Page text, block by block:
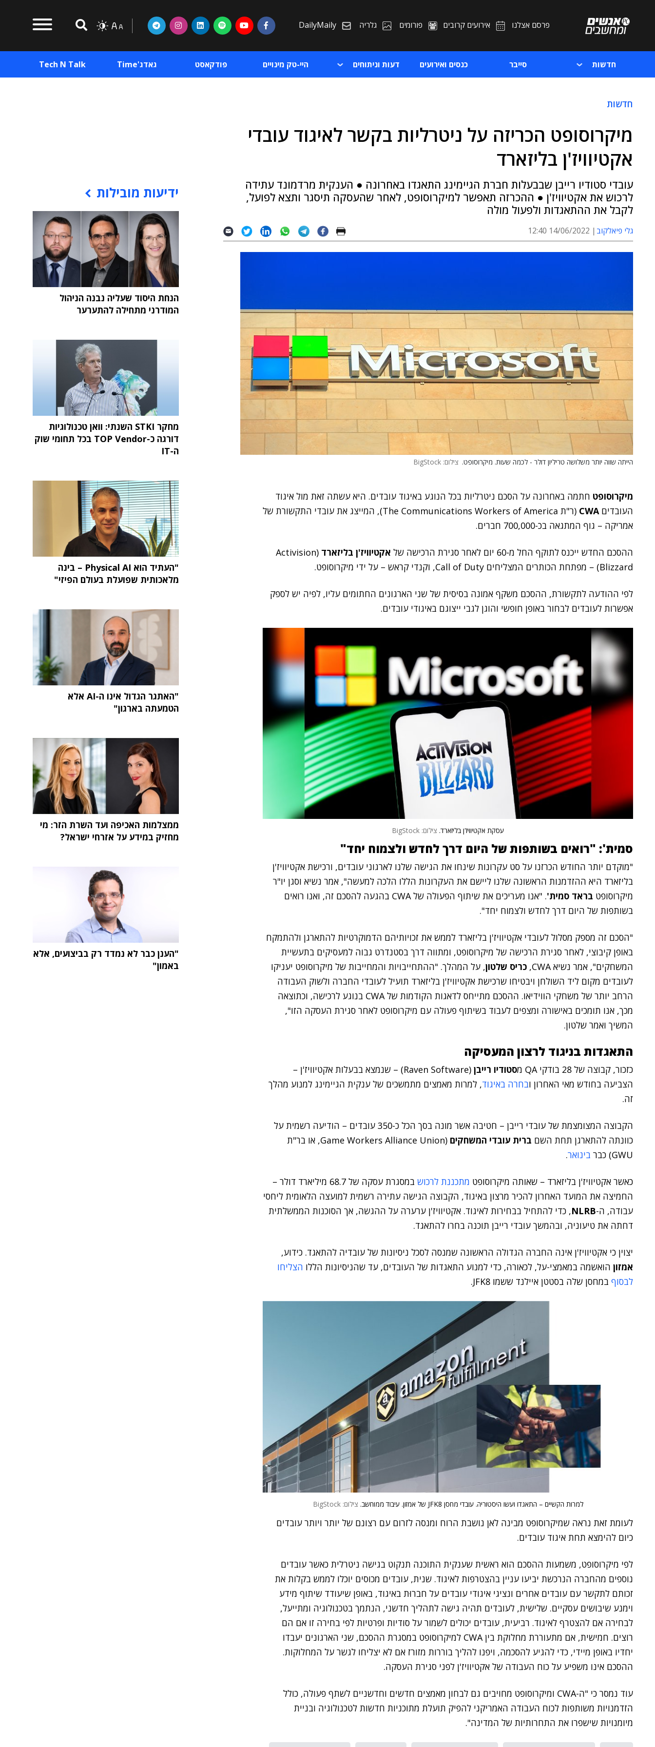
פרסם אצלנו אירועים קרובים פורומים גלריה DailyMaily
חדשות סייבר כנסים ואירועים דעות וניתוחים היי-טק מינויים פודקאסט גאדג'Time Tech N Talk
חדשות
מיקרוסופט הכריזה על ניטרליות בקשר לאיגוד עובדי
אקטיוויז'ן בליזארד
עובדי סטודיו רייבן שבבעלות חברת הגיימינג התאגדו באחרונה ● הענקית מרדמונד עתידה
לרכוש את אקטיוויז'ן ● ההכרזה תאפשר למיקרוסופט, לאחר שהעסקה תיסגר ותצא לפועל,
לקבל את ההתאגדות ולפעול מולה
גלי פיאלקוב 14/06/2022 12:40
הייתה שווה יותר משלושה טריליון דולר - לכמה שעות. מיקרוסופט. צילום: BigStock
מיקרוסופט חתמה באחרונה על הסכם ניטרליות בכל הנוגע באיגוד עובדים. היא עשתה זאת מול איגוד
העובדיםCWA
(ר"ת The Communications Workers of America), המייצג את עובדי התקשורת של
אמריקה – גוף המתגאה בכ-700,000 חברים.
ההסכם החדש ייכנס לתוקף החל מ-60 יום לאחר סגירת הרכישה של אקטיוויז'ן בליזארד (Activision
Blizzard) – מפתחת הכותרים המצליחים Call of Duty, וקנדי קראש – על ידי מיקרוסופט.
לפי ההודעה לתקשורת, ההסכם משקף אמונה בסיסית של שני הארגונים החתומים עליו, לפיה יש לספק
אפשרות לעובדים לבחור באופן חופשי והוגן לגבי ייצוגם באיגודי עובדים.
עסקת אקטיוויז'ן בליזארד. צילום: BigStock
סמית': "רואים בשותפות של היום דרך לחדש ולצמוח יחד"
"מוקדם יותר החודש הכרזנו על סט עקרונות שינחו את הגישה שלנו לארגוני עובדים, ורכישת אקטיוויז'ן
בליזארד היא ההזדמנות הראשונה שלנו ליישם את העקרונות הללו הלכה למעשה", אמר נשיא וסגן יו"ר
מיקרוסופט בראד סמית'
. "אנו מעריכים את שיתוף הפעולה של CWA בהגעה להסכם זה, ואנו רואים
בשותפות של היום דרך לחדש ולצמוח יחד".
"הסכם זה מספק מסלול לעובדי אקטיוויז'ן בליזארד לממש את זכויותיהם הדמוקרטיות להתארגן ולהתמקח
באופן קיבוצי, לאחר סגירת הרכישה של מיקרוסופט, ומתווה דרך בסטנדרט גבוה למעסיקים בתעשיית
המשחקים", אמר נשיא CWA,
כריס שלטון, על המהלך. "ההתחייבויות והמחייבות של מיקרוסופט יעניקו
לעובדים מקום ליד השולחן ויבטיחו שרכישת אקטיוויז'ן בליזארד תועיל לעובדי החברה ולשוק העבודה
הרחב יותר של משחקי הווידיאו. ההסכם מתייחס לדאגות הקודמות של CWA בנוגע לרכישה, וכתוצאה
מכך, אנו תומכים באישורה ומצפים לעבוד בשיתוף פעולה עם מיקרוסופט לאחר סגירת העסקה הזו",
המשיך ואמר שלטון.
התאגדות בניגוד לרצון המעסיקה
כזכור, קבוצה של 28 בודקי QA מ סטודיו רייבן
(Raven Software) – שנמצא בבעלות אקטיוויז'ן –
הצביעה בחודש מאי האחרון ובחרה באיגוד, למרות מאמצים מתמשכים של ענקית הגיימינג למנוע מהלך
זה.
הקבוצה המצומצמת של עובדי רייבן – חטיבה אשר מונה בסך הכל כ-350 עובדים – הודיעה רשמית על
כוונתה להתארגן תחת השם ברית עובדי המשחקים
(Game Workers Alliance Union, או בר"ת
GWU) כבר
בינואר.
כאשר אקטיוויז'ן בליזארד – שאותה מיקרוסופט מתכננת לרכוש
במסגרת עסקה של 68.7 מיליארד דולר –
החמיצה את המועד האחרון להכיר מרצון באיגוד, הקבוצה הגישה עתירה רשמית למועצה הלאומית ליחסי
עבודה, ה-NLRB, כדי להתחיל בבחירות לאיגוד. אקטיוויז'ן ערערה על ההגשה, אך הסוכנות הממשלתית
דחתה את טיעוניה, ובהמשך עובדי רייבן תוכנה בחרו להתאגד.
יצוין כי אקטיוויז'ן אינה החברה הגדולה הראשונה שמנסה לסכל ניסיונות של עובדיה להתאגד. כידוע,
אמזון הואשמה במאמצי-על, לכאורה, כדי למנוע התאגדות של העובדים, עד שהניסיונות הללו הצליחו
לבסוף במחסן שלה בסטטן איילנד ששמו JFK8.
למרות הקשיים – התאגדו ועשו היסטוריה. עובדי מחסן JFK8 של אמזון. עיבוד ממוחשב. צילום: BigStock
לעומת זאת נראה שמיקרוסופט מבינה לאן נושבת הרוח ומנסה לזרום עם רצונם של יותר ויותר עובדים
כיום להימצא תחת איגוד עובדים.
לפי מיקרוסופט, משמעות ההסכם הוא ראשית שענקית התוכנה תנקוט בגישה ניטרלית כאשר עובדים
נוספים מהחברה הנרכשת יביעו עניין בהצטרפות לאיגוד. שנית, עובדים מכוסים יוכלו לממש בקלות את
זכותם לתקשר עם עובדים אחרים ונציגי איגודי עובדים על חברוּת באיגוד, באופן שיעודד שיתוף מידע
וימנע שיבושים עסקיים. שלישית, לעובדים תהיה גישה לתהליך חדשני, הנתמך בטכנולוגיה ומתייעל,
לבחירה אם להצטרף לאיגוד. רביעית, עובדים יכולים לשמור על סודיות ופרטיות לפי בחירה זו אם הם
רוצים. חמישית, אם מתעוררת מחלוקת בין CWA למיקרוסופט במסגרת ההסכם, שני הארגונים יעבדו
יחדיו באופן מיידי, כדי להגיע להסכמה, ויפנו להליך בוררות מזורז אם לא יצליחו לגשר על המחלוקות.
ההסכם אינו משפיע על כוח העבודה של אקטיוויז'ן לפני סגירת העסקה.
עוד נמסר כי "ה-CWA ומיקרוסופט מחויבים גם לבחון מאמצים חדשים וחדשניים לשתף פעולה, כולל
הזדמנויות משותפות לכוח העבודה האמריקני להפיק תועלת מתוכניות חדשות לטכנולוגיה ובניית
מיומנויות שישפרו את התחרותיות של המדינה".
ידיעות מובילות
הנחת היסוד שעליה נבנה הניהול
המודרני מתחילה להתערער
מחקר STKI השנתי: וואן טכנולוגיות
דורגה כ-TOP Vendor בכל תחומי שוק
ה-IT
"העתיד הוא Physical AI – בינה
מלאכותית שפועלת בעולם הפיזי"
"האתגר הגדול אינו ה-AI אלא
הטמעתה בארגון"
ממצלמות האכיפה ועד השרת הזר: מי
מחזיק במידע על אזרחי ישראל?
"הענן כבר לא נמדד רק בביצועים, אלא
באמון"